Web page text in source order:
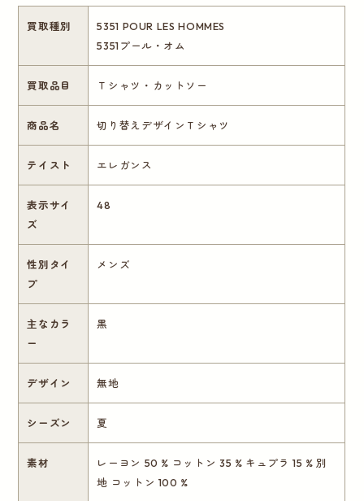
買取種別
5351 POUR LES HOMMES
5351プール・オム
買取品目 Ｔシャツ・カットソー
商品名 切り替えデザインＴシャツ
テイスト エレガンス
表示サイ
ズ
48
性別タイ
プ
メンズ
主なカラ
ー
黒
デザイン 無地
シーズン 夏
素材
レーヨン 50 % コットン 35 % キュプラ 15 % 別
地 コットン 100 %